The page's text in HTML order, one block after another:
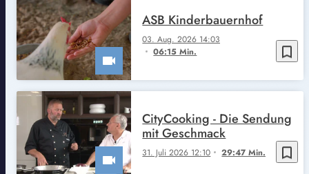
bookmark_border
03. Aug. 2026 14:03
06:15 Min.
ASB Kinderbauernhof
bookmark_border
31. Juli 2026 12:10 29:47 Min.
CityCooking - Die Sendung
mit Geschmack